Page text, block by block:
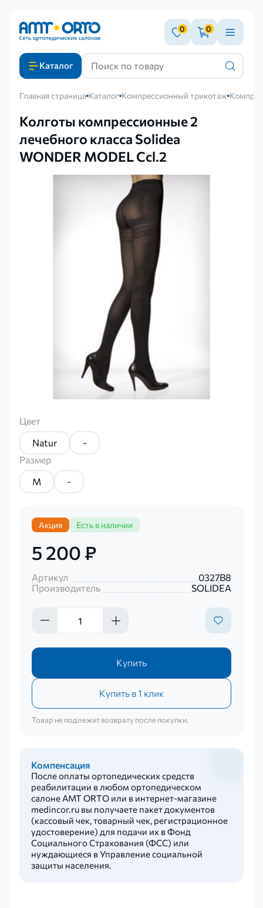
0 0
Каталог
Главная страница Каталог Компрессионный трикотаж
Колготы компрессионные 2
лечебного класса Solidea
WONDER MODEL Ccl.2
Цвет
Natur
-
Размер
M
-
Компенсация
После оплаты ортопедических средств
реабилитации в любом ортопедическом
салоне AMT ORTO или в интернет-магазине
medincor.ru вы получаете пакет документов
(кассовый чек, товарный чек, регистрационное
удостоверение) для подачи их в Фонд
Социального Страхования (ФСС) или
нуждающиеся в Управление социальной
защиты населения.
Акция Есть в наличии
5 200 ₽
Артикул
0327В8
Производитель
SOLIDEA
Купить
Купить в 1 клик
Товар не подлежит возврату после покупки.